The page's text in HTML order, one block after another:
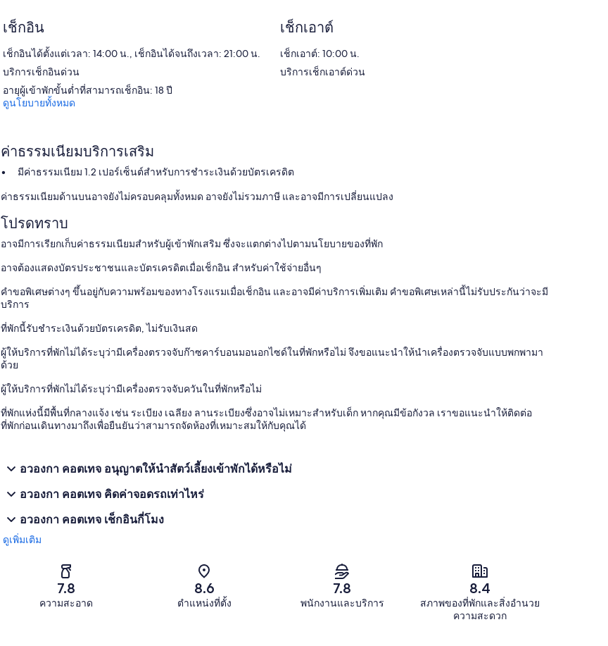
เช็กอิน
เช็กอินได้ตั้งแต่เวลา: 14:00 น., เช็กอินได้จนถึงเวลา: 21:00 น.
บริการเช็กอินด่วน
อายุผู้เข้าพักขั้นต่ำที่สามารถเช็กอิน: 18 ปี
เช็กเอาต์
เช็กเอาต์: 10:00 น.
บริการเช็กเอาต์ด่วน
ดูนโยบายทั้งหมด
ค่าธรรมเนียมบริการเสริม
มีค่าธรรมเนียม 1.2 เปอร์เซ็นต์สำหรับการชำระเงินด้วยบัตรเครดิต
ค่าธรรมเนียมด้านบนอาจยังไม่ครอบคลุมทั้งหมด อาจยังไม่รวมภาษี และอาจมีการเปลี่ยนแปลง
โปรดทราบ
อาจมีการเรียกเก็บค่าธรรมเนียมสำหรับผู้เข้าพักเสริม ซึ่งจะแตกต่างไปตามนโยบายของที่พัก
อาจต้องแสดงบัตรประชาชนและบัตรเครดิตเมื่อเช็กอิน สำหรับค่าใช้จ่ายอื่นๆ
คำขอพิเศษต่างๆ ขึ้นอยู่กับความพร้อมของทางโรงแรมเมื่อเช็กอิน และอาจมีค่าบริการเพิ่มเติม คำขอพิเศษเหล่านี้ไม่รับประกันว่าจะมี
บริการ
ที่พักนี้รับชำระเงินด้วยบัตรเครดิต, ไม่รับเงินสด
ผู้ให้บริการที่พักไม่ได้ระบุว่ามีเครื่องตรวจจับก๊าซคาร์บอนมอนอกไซด์ในที่พักหรือไม่ จึงขอแนะนำให้นำเครื่องตรวจจับแบบพกพามา
ด้วย
ผู้ให้บริการที่พักไม่ได้ระบุว่ามีเครื่องตรวจจับควันในที่พักหรือไม่
ที่พักแห่งนี้มีพื้นที่กลางแจ้ง เช่น ระเบียง เฉลียง ลานระเบียงซึ่งอาจไม่เหมาะสำหรับเด็ก หากคุณมีข้อกังวล เราขอแนะนำให้ติดต่อ
ที่พักก่อนเดินทางมาถึงเพื่อยืนยันว่าสามารถจัดห้องที่เหมาะสมให้กับคุณได้
อวองกา คอตเทจ อนุญาตให้นำสัตว์เลี้ยงเข้าพักได้หรือไม่
อวองกา คอตเทจ คิดค่าจอดรถเท่าไหร่
อวองกา คอตเทจ เช็กอินกี่โมง
ดูเพิ่มเติม
7.8
ความสะอาด
8.6
ตำแหน่งที่ตั้ง
7.8
พนักงานและบริการ
8.4
สภาพของที่พักและสิ่งอำนวย
ความสะดวก